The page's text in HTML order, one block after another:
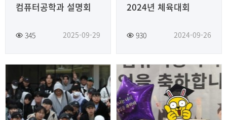
컴퓨터공학과 설명회
345 2025-09-29
2024년 체육대회
930 2024-09-26